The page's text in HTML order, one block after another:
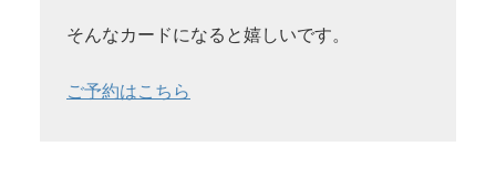
そんなカードになると嬉しいです。
ご予約はこちら